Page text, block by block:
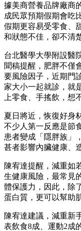
據美商營養品牌廠商
成民眾預期假期會吃
假期更容易受零食、
和狀態不佳，卻不清
台北醫學大學附設醫
聞稿提醒，肥胖不僅
要風險因子，近期門
家大小一起就診，就
上零食、手搖飲，想
夏日將近，恢復好身
不少人第一反應是節
患者變成「隱胖族」
甚者影響內臟健康、
陳宥達提醒，減重如
生健康風險，最常見
體保護力，因此，除
蛋白質，更可以幫助
陳宥達建議，減重新
表飲食8成、運動2成